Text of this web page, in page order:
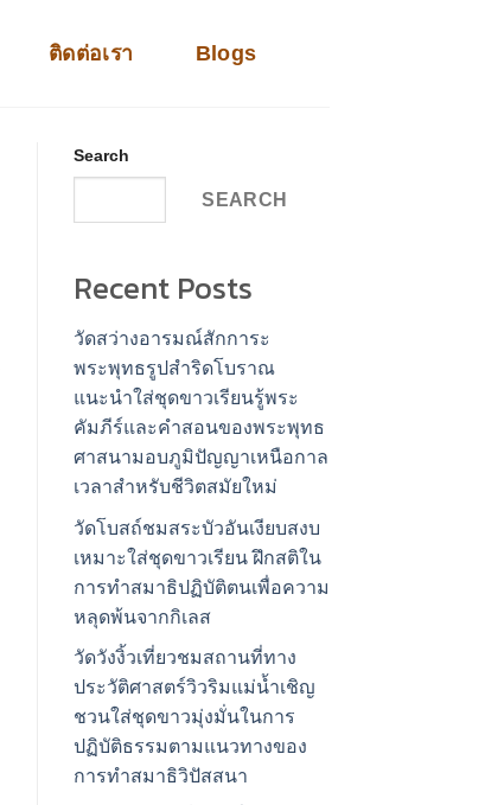
ติดต่อเรา Blogs
Search
SEARCH
Recent Posts
วัดสว่างอารมณ์สักการะ
พระพุทธรูปสำริดโบราณ
แนะนำใส่ชุดขาวเรียนรู้พระ
คัมภีร์และคำสอนของพระพุทธ
ศาสนามอบภูมิปัญญาเหนือกาล
เวลาสำหรับชีวิตสมัยใหม่
วัดโบสถ์ชมสระบัวอันเงียบสงบ
เหมาะใส่ชุดขาวเรียน ฝึกสติใน
การทำสมาธิปฏิบัติตนเพื่อความ
หลุดพ้นจากกิเลส
วัดวังงิ้วเที่ยวชมสถานที่ทาง
ประวัติศาสตร์วิวริมแม่น้ำเชิญ
ชวนใส่ชุดขาวมุ่งมั่นในการ
ปฏิบัติธรรมตามแนวทางของ
การทำสมาธิวิปัสสนา